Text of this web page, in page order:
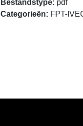
Bestandstype: pdf
Categorieën: FPT-